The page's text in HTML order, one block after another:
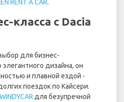
RENT A CAR.
класса с Dacia
для бизнес-
дизайна, он
и плавной ездой -
поездок по Кайсери.
WINDYCAR для безупречной